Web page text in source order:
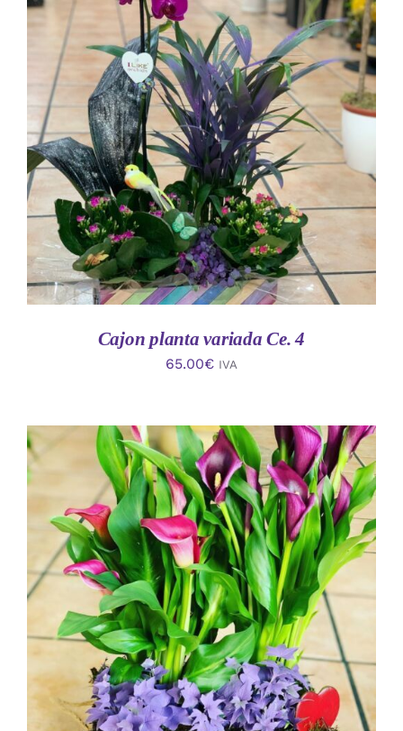
AÑADIR AL CARRITO
/
DETALLES
Cajon planta variada Ce. 4
65.00€ IVA
AÑADIR AL CARRITO
/
DETALLES